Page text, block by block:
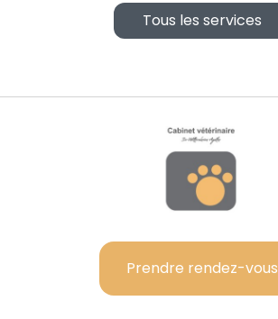
Tous les services
Prendre rendez-vous